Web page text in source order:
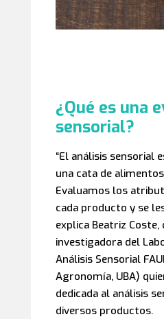
¿Qué es una
sensorial?
“El análisis sensorial
una cata de
Evaluamos los
cada producto y se
explica Beatriz Coste,
investigadora del
Análisis Sensorial
Agronomía, UBA)
dedicada al análisis
diversos productos.